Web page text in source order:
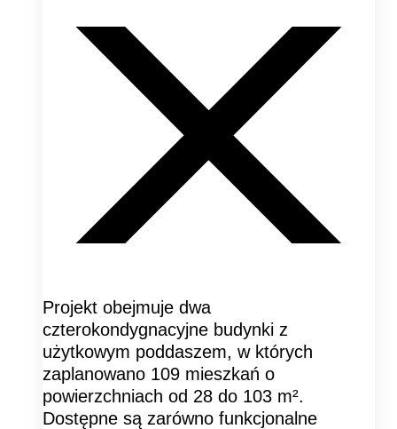
Projekt obejmuje dwa
czterokondygnacyjne budynki z
użytkowym poddaszem, w których
zaplanowano 109 mieszkań o
powierzchniach od 28 do 103 m².
Dostępne są zarówno funkcjonalne